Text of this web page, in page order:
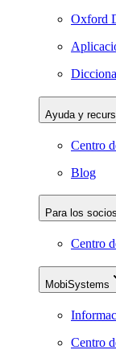
Oxford
Ayuda y
Centro
Blog
Para los socios
Centro
MobiSystems
Centro